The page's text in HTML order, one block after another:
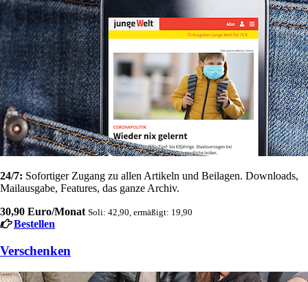
24/7: Sofortiger Zugang zu allen Artikeln und Beilagen. Downloads,
Mailausgabe, Features, das ganze Archiv.
30,90 Euro/Monat Soli: 42,90, ermäßigt: 19,90
Bestellen
Verschenken